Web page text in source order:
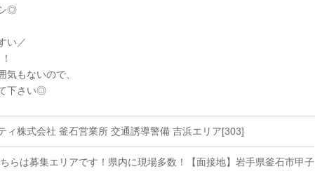
◎
い／
気もないので、
下さい◎
ィ株式会社 釜石営業所 交通誘導警備 吉浜エリア[303]
らは募集エリアです！県内に現場多数！【面接地】岩手県釜石市甲子